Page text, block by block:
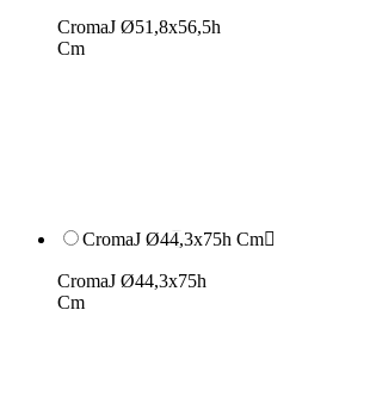
CromaJ Ø51,8x56,5h
Cm
CromaJ Ø44,3x75h Cm
CromaJ Ø44,3x75h
Cm